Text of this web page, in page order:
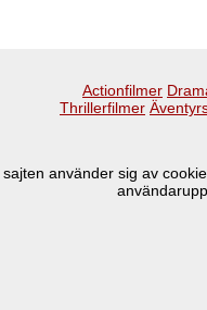
Actionfilmer
Thrillerfilmer
sajten använder sig av